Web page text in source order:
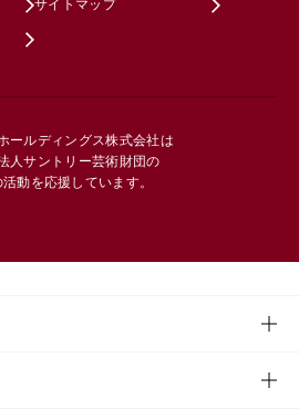
サイトマップ
ールディングス株式会社は
人サントリー芸術財団の
動を応援しています。